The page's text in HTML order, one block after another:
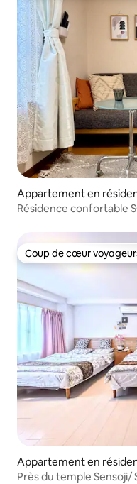
Appartement en
Résidence confortable
Coup de cœur
Coup de cœur
Appartement en
Près du temple Sensoji/